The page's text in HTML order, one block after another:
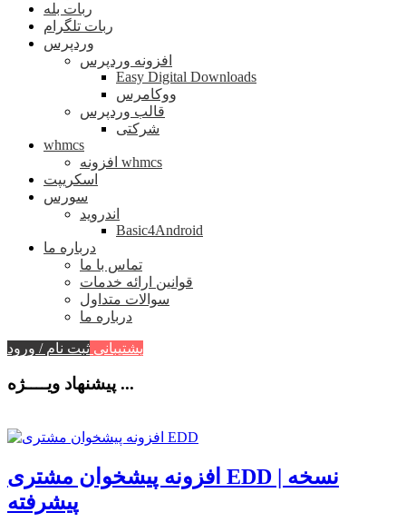
ربات بله
ربات تلگرام
وردپرس
افزونه وردپرس
Easy Digital Downloads
ووکامرس
قالب وردپرس
شرکتی
whmcs
افزونه whmcs
اسکریپت
سورس
اندروید
Basic4Android
درباره ما
تماس با ما
قوانین ارائه خدمات
سوالات متداول
درباره ما
پشتیبانی ثبت نام / ورود
پیشنهاد ویــــژه ...
افزونه پیشخوان مشتری EDD | نسخه
پیشرفته